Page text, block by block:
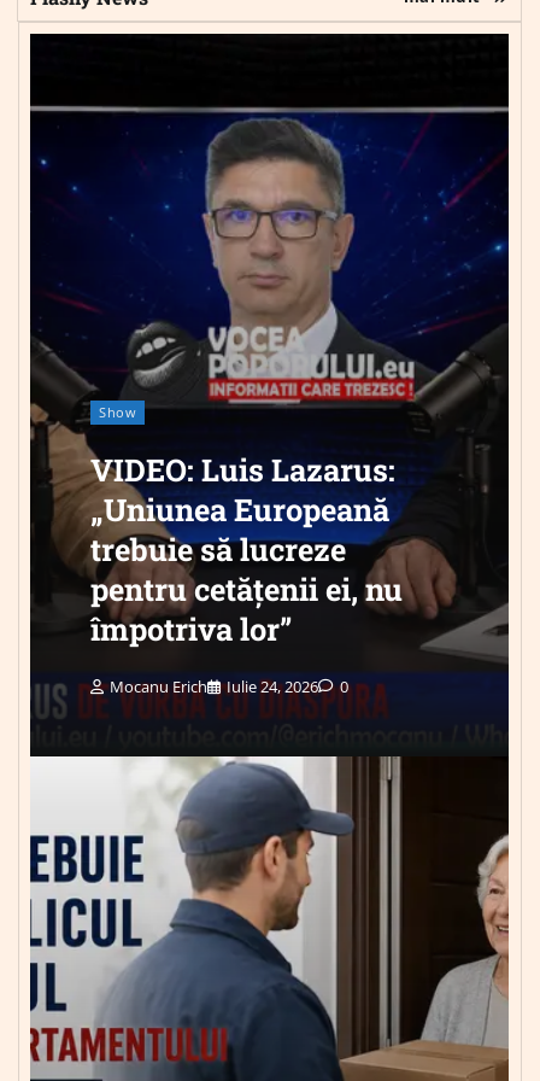
Show
VIDEO: Luis Lazarus:
„Uniunea Europeană
trebuie să lucreze
pentru cetățenii ei, nu
împotriva lor”
Mocanu Erich Iulie 24, 2026 0